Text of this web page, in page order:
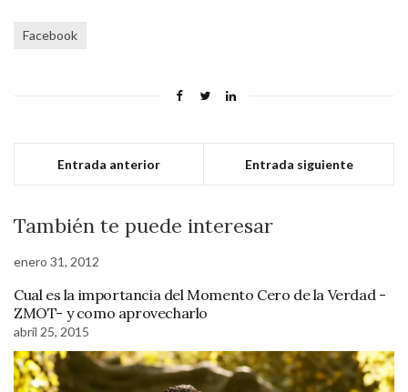
Facebook
Entrada anterior Entrada siguiente
También te puede interesar
enero 31, 2012
Cual es la importancia del Momento Cero de la Verdad -
ZMOT- y como aprovecharlo
abril 25, 2015